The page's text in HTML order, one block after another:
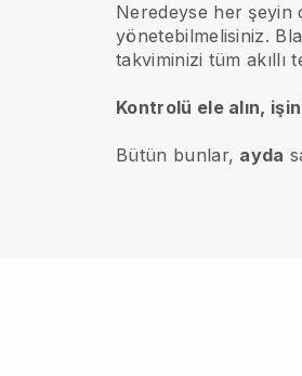
Neredeyse her şeyin
yönetebilmelisiniz.
takviminizi tüm
Kontrolü ele alın,
Bütün bunlar, ayda